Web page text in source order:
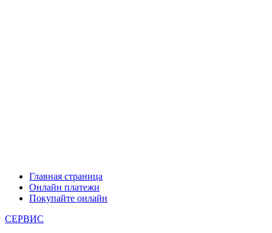
Главная страница
Онлайн платежи
Покупайте онлайн
СЕРВИС